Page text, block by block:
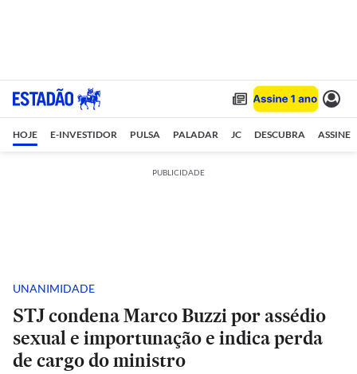
HOJE E-INVESTIDOR PULSA PALADAR JC DESCUBRA ASSINE
PUBLICIDADE
UNANIMIDADE
STJ condena Marco Buzzi por assédio
sexual e importunação e indica perda
de cargo do ministro